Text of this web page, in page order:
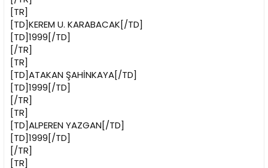
[TR]
[TD]KEREM U. KARABACAK[/TD]
[TD]1999[/TD]
[/TR]
[TR]
[TD]ATAKAN ŞAHİNKAYA[/TD]
[TD]1999[/TD]
[/TR]
[TR]
[TD]ALPEREN YAZGAN[/TD]
[TD]1999[/TD]
[/TR]
[TR]